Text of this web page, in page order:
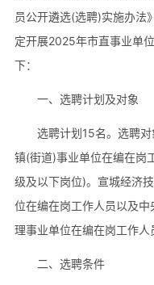
员公开遴选(选聘)实施办法
定开展2025年市直事业单
下：
一、选聘计划及对象
选聘计划15名。选聘
镇(街道)事业单位在编在岗
级及以下岗位)。宣城经济
位在编在岗工作人员以及
理事业单位在编在岗工作人
二、选聘条件